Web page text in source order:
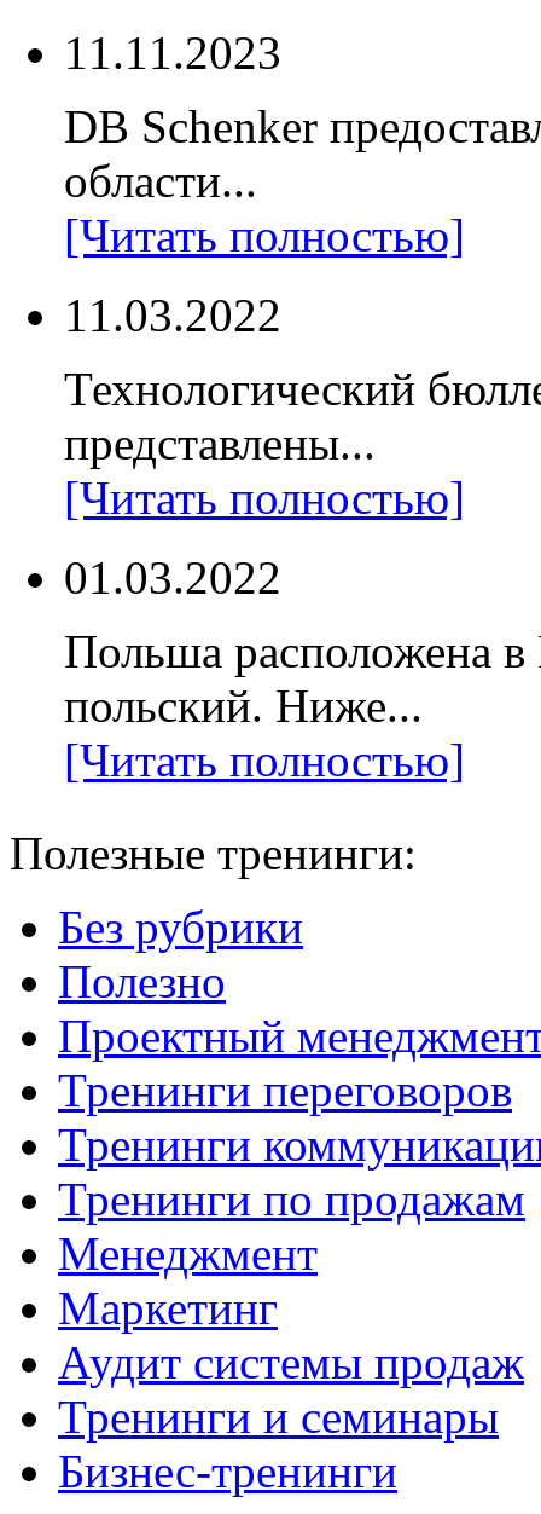
11.11.2023
DB Schenker
области...
[Читать полностью]
11.03.2022
Технологический
представлены...
[Читать полностью]
01.03.2022
Польша расположена
польский. Ниже...
[Читать полностью]
Полезные тренинги:
Без рубрики
Полезно
Проектный
Тренинги переговоров
Тренинги
Тренинги по продажам
Менеджмент
Маркетинг
Аудит системы продаж
Тренинги и семинары
Бизнес-тренинги